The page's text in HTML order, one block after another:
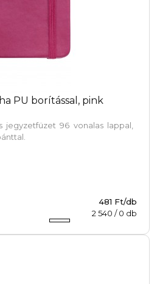
PU borítással, pink
jegyzetfüzet 96 vonalas lappal,
481 Ft/db
2 540 /0 db